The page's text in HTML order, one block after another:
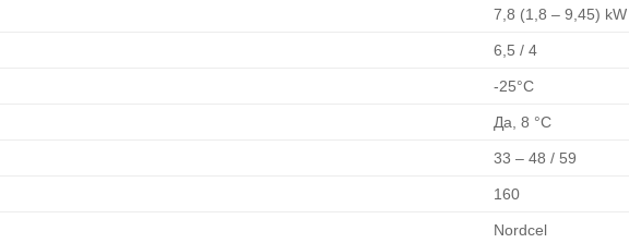
7,8 (1,8 – 9,45) kW
6,5 / 4
-25°C
Да, 8 °C
33 – 48 / 59
160
Nordcel